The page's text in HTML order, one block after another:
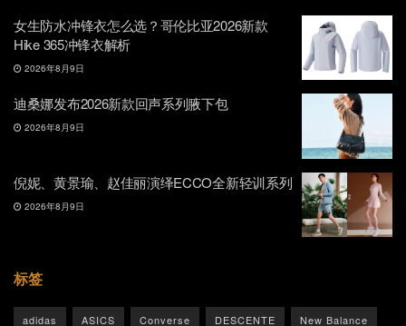
女生防水冲锋衣怎么选？哥伦比亚2026新款
Hike 365冲锋衣解析
2026年8月9日
迪桑娜发布2026新款回声系列腋下包
2026年8月9日
倪妮、黄景瑜、赵佳丽演绎ECCO全新轻训系列
2026年8月9日
标签
adidas ASICS Converse DESCENTE New Balance